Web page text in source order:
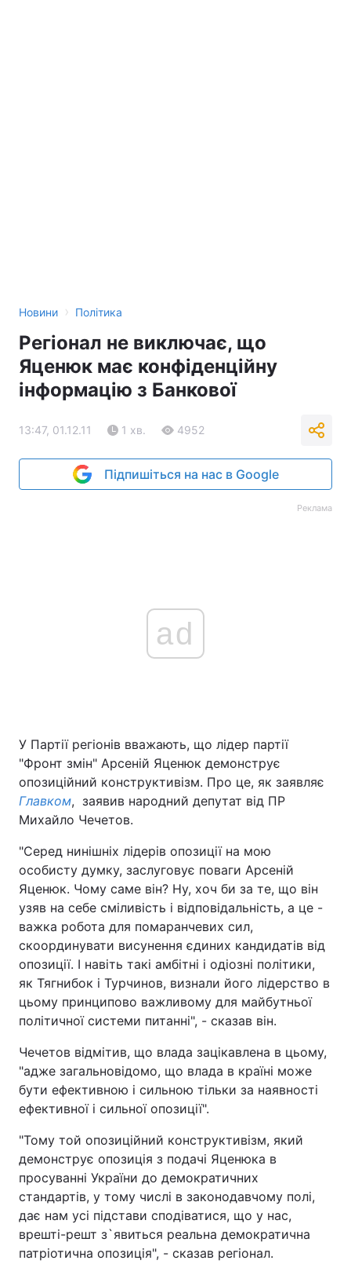
Новини › Політика
Регіонал не виключає, що
Яценюк має конфіденційну
інформацію з Банкової
13:47, 01.12.11 1 хв. 4952
Підпишіться на нас в Google
Реклама
ad
У Партії регіонів вважають, що лідер партії
"Фронт змін" Арсеній Яценюк демонструє
опозиційний конструктивізм. Про це, як заявляє
Главком, заявив народний депутат від ПР
Михайло Чечетов.
"Серед нинішніх лідерів опозиції на мою
особисту думку, заслуговує поваги Арсеній
Яценюк. Чому саме він? Ну, хоч би за те, що він
узяв на себе сміливість і відповідальність, а це -
важка робота для помаранчевих сил,
скоординувати висунення єдиних кандидатів від
опозиції. І навіть такі амбітні і одіозні політики,
як Тягнибок і Турчинов, визнали його лідерство в
цьому принципово важливому для майбутньої
політичної системи питанні", - сказав він.
Чечетов відмітив, що влада зацікавлена в цьому,
"адже загальновідомо, що влада в країні може
бути ефективною і сильною тільки за наявності
ефективної і сильної опозиції".
"Тому той опозиційний конструктивізм, який
демонструє опозиція з подачі Яценюка в
просуванні України до демократичних
стандартів, у тому числі в законодавчому полі,
дає нам усі підстави сподіватися, що у нас,
врешті-решт з`явиться реальна демократична
патріотична опозиція", - сказав регіонал.